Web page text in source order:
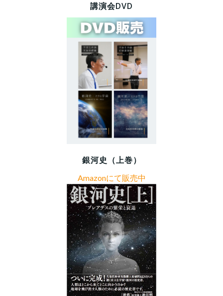
講演会DVD
銀河史（上巻）
Amazonにて販売中